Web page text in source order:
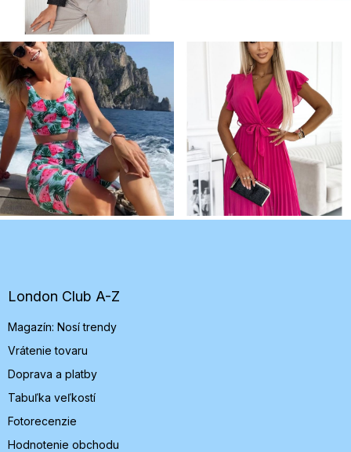
e
London Club A-Z
Magazín: Nosí trendy
Vrátenie tovaru
Doprava a platby
Tabuľka veľkostí
Fotorecenzie
Hodnotenie obchodu